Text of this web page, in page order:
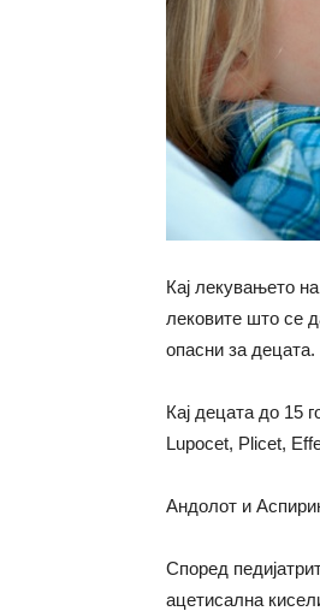
Кај лекувањето
лековите што се
опасни за децата.
Кај децата до 15
Lupocet, Plicet,
Андолот и
Според
ацетисална